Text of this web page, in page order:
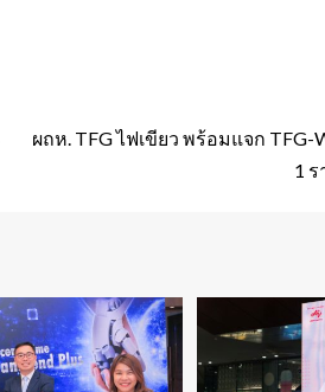
ผถห. TFG ไฟเขียว พร้อมแจก TFG-
1